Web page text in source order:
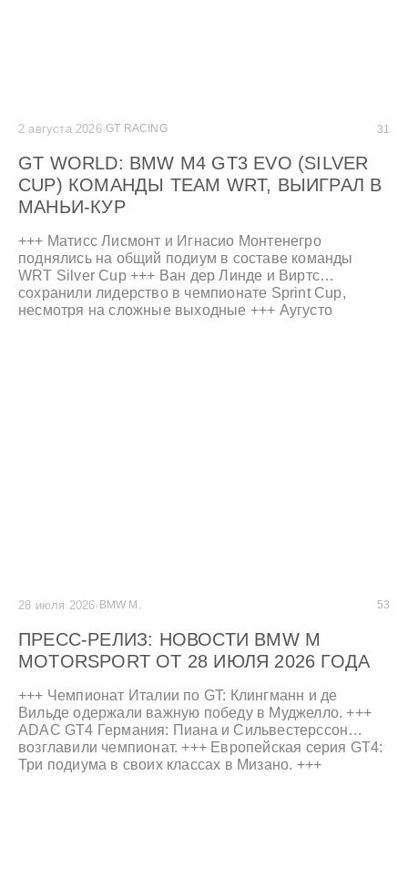
2 августа 2026·GT RACING 31
GT WORLD: BMW M4 GT3 EVO (SILVER
CUP) КОМАНДЫ TEAM WRT, ВЫИГРАЛ В
МАНЬИ-КУР
+++ Матисс Лисмонт и Игнасио Монтенегро
поднялись на общий подиум в составе команды
WRT Silver Cup +++ Ван дер Линде и Виртс
сохранили лидерство в чемпионате Sprint Cup,
несмотря на сложные выходные +++ Аугусто
28 июля 2026· BMW M. 53
ПРЕСС-РЕЛИЗ: НОВОСТИ BMW M
MOTORSPORT ОТ 28 ИЮЛЯ 2026 ГОДА
+++ Чемпионат Италии по GT: Клингманн и де
Вильде одержали важную победу в Муджелло. +++
ADAC GT4 Германия: Пиана и Сильвестерссон
возглавили чемпионат. +++ Европейская серия GT4:
Три подиума в своих классах в Мизано. +++